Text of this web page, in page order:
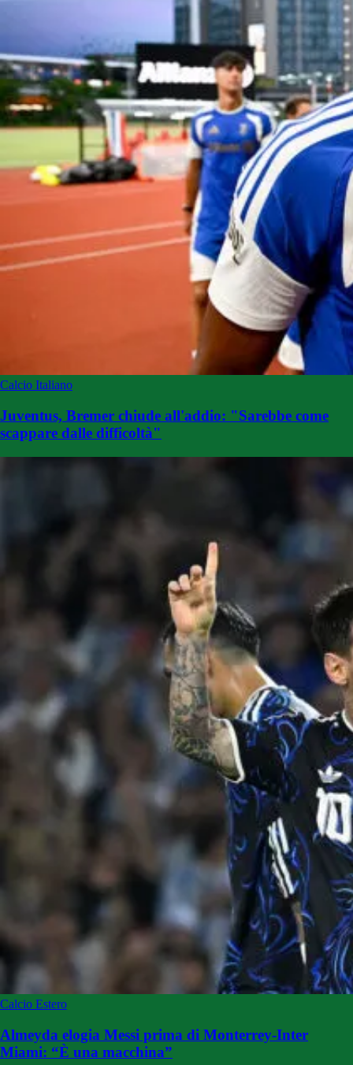
Calcio Italiano
Juventus, Bremer chiude all'addio: "Sarebbe come
scappare dalle difficoltà"
Calcio Estero
Almeyda elogia Messi prima di Monterrey-Inter
Miami: “È una macchina”